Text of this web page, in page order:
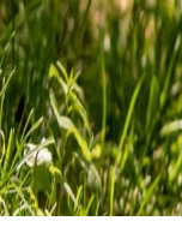
Skip
to
content